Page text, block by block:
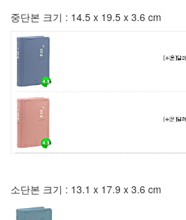
중단본 크기 : 14.5 x 19.5 x 3.6 cm
소단본 크기 : 13.1 x 17.9 x 3.6 cm